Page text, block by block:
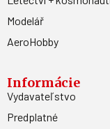
Modelář
AeroHobby
Informácie
Vydavateľstvo
Predplatné